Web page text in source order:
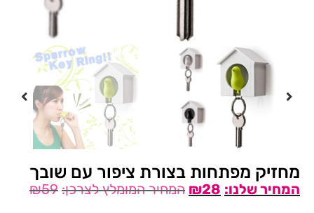
מחזיק מפתחות בצורת ציפור עם שובך
₪59 ₪28